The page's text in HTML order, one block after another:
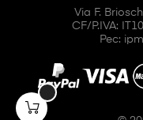
Via F.
CF/P.IVA:
Pec: